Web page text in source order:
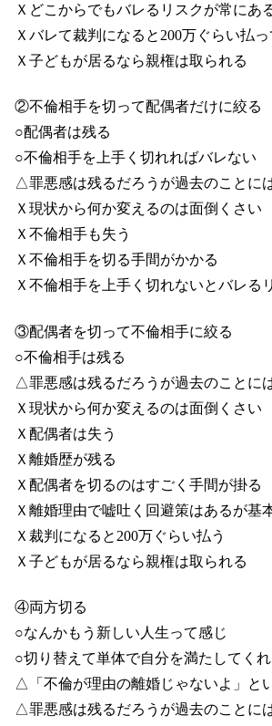
Ｘどこからでもバレるリスクが常にあ
Ｘバレて裁判になると200万ぐらい払
Ｘ子どもが居るなら親権は取られる
②不倫相手を切って配偶者だけに絞る
○配偶者は残る
○不倫相手を上手く切れればバレない
△罪悪感は残るだろうが過去のことに
Ｘ現状から何か変えるのは面倒くさい
Ｘ不倫相手も失う
Ｘ不倫相手を切る手間がかかる
Ｘ不倫相手を上手く切れないとバレる
③配偶者を切って不倫相手に絞る
○不倫相手は残る
△罪悪感は残るだろうが過去のことに
Ｘ現状から何か変えるのは面倒くさい
Ｘ配偶者は失う
Ｘ離婚歴が残る
Ｘ配偶者を切るのはすごく手間が掛る
Ｘ離婚理由で嘘吐く回避策はあるが基
Ｘ裁判になると200万ぐらい払う
Ｘ子どもが居るなら親権は取られる
④両方切る
○なんかもう新しい人生って感じ
○切り替えて単体で自分を満たしてく
△「不倫が理由の離婚じゃないよ」と
△罪悪感は残るだろうが過去のことに